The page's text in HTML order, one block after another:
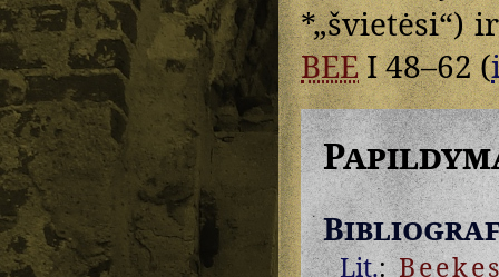
*„švietėsi“)
BEEI 48–62 (
Lit.: